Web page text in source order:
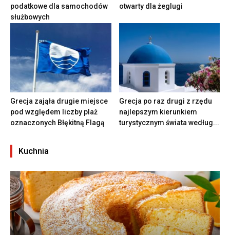
podatkowe dla samochodów
służbowych
otwarty dla żeglugi
Grecja zająła drugie miejsce
pod względem liczby plaż
oznaczonych Błękitną Flagą
Grecja po raz drugi z rzędu
najlepszym kierunkiem
turystycznym świata według...
Kuchnia